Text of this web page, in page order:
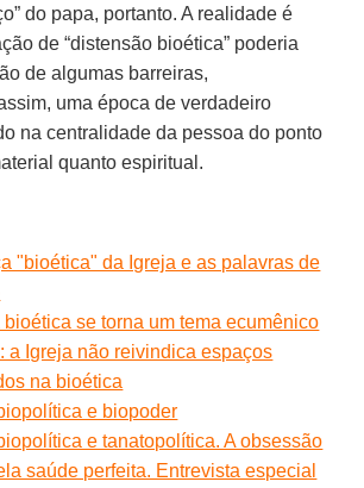
do papa, portanto. A realidade é
de “distensão bioética” poderia
de algumas barreiras,
uma época de verdadeiro
na centralidade da pessoa do ponto
quanto espiritual.
"bioética" da Igreja e as palavras de
bioética se torna um tema ecumênico
a Igreja não reivindica espaços
na bioética
e biopoder
e tanatopolítica. A obsessão
saúde perfeita. Entrevista especial